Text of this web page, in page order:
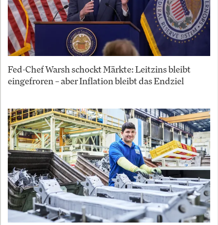
Fed-Chef Warsh schockt Märkte: Leitzins bleibt
eingefroren – aber Inflation bleibt das Endziel